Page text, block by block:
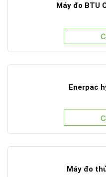
Máy đo BTU
Enerpac
Máy đo